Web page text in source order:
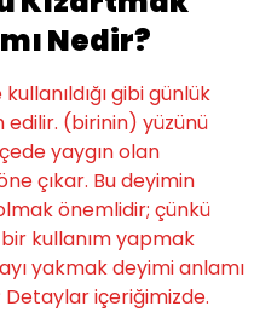
Nedir?
gibi günlük
(birinin) yüzünü
yaygın olan
çıkar. Bu deyimin
önemlidir; çünkü
kullanım yapmak
yakmak deyimi anlamı
içeriğimizde.